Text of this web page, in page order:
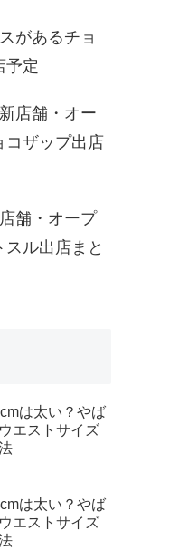
があるチョ
予定
店舗・オー
コザップ出店
舗・オープ
ル出店まと
は太い？やば
エストサイズ
は太い？やば
エストサイズ